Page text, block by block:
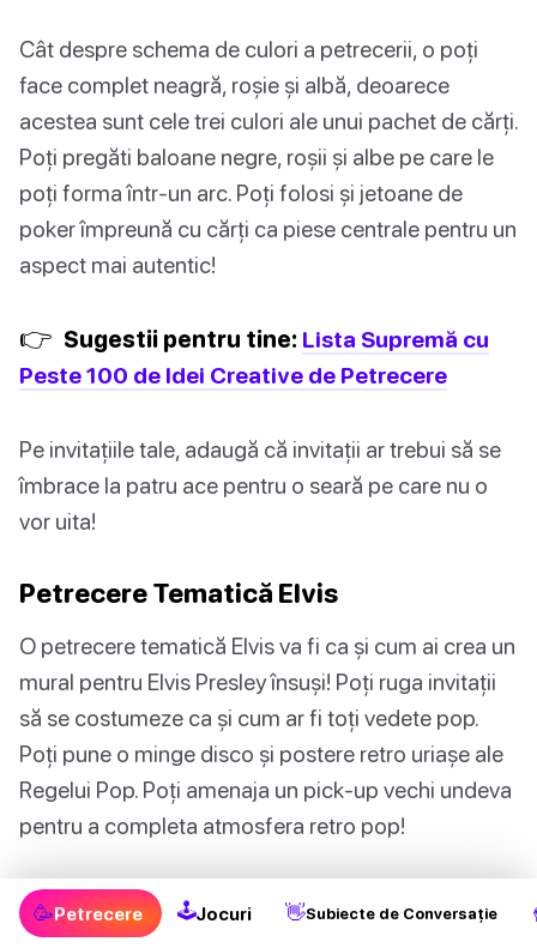
Cât despre schema de culori a petrecerii, o poți
face complet neagră, roșie și albă, deoarece
acestea sunt cele trei culori ale unui pachet de cărți.
Poți pregăti baloane negre, roșii și albe pe care le
poți forma într-un arc. Poți folosi și jetoane de
poker împreună cu cărți ca piese centrale pentru un
aspect mai autentic!
👉 Sugestii pentru tine: Lista Supremă cu
Peste 100 de Idei Creative de Petrecere
Pe invitațiile tale, adaugă că invitații ar trebui să se
îmbrace la patru ace pentru o seară pe care nu o
vor uita!
Petrecere Tematică Elvis
O petrecere tematică Elvis va fi ca și cum ai crea un
mural pentru Elvis Presley însuși! Poți ruga invitații
să se costumeze ca și cum ar fi toți vedete pop.
Poți pune o minge disco și postere retro uriașe ale
Regelui Pop. Poți amenaja un pick-up vechi undeva
pentru a completa atmosfera retro pop!
Poți asculta toate melodiile lui Elvis Presley pe care
le iubești și dansa mișcările Regelui însuși! Cât
🥳Petrecere 🕹Jocuri 👋Subiecte de Conversație